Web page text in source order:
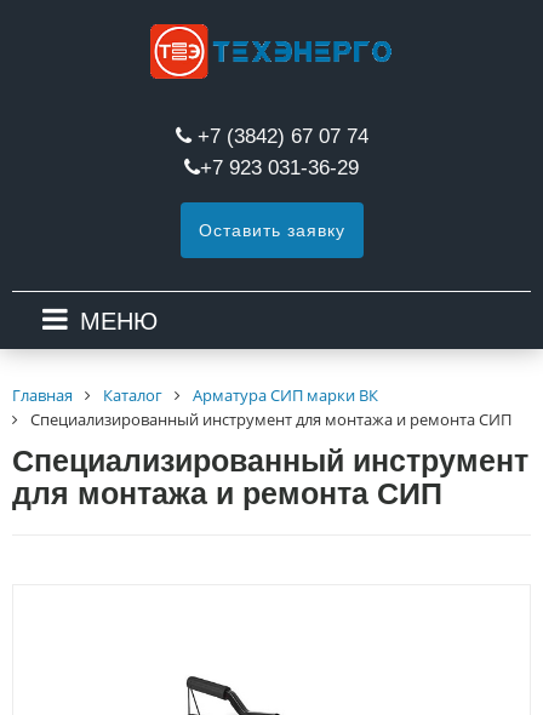
+7 (3842) 67 07 74
+7 923 031-36-29
Оставить заявку
МЕНЮ
Главная Каталог
Арматура СИП марки ВК
Специализированный инструмент для монтажа и ремонта СИП
Специализированный инструмент
для монтажа и ремонта СИП